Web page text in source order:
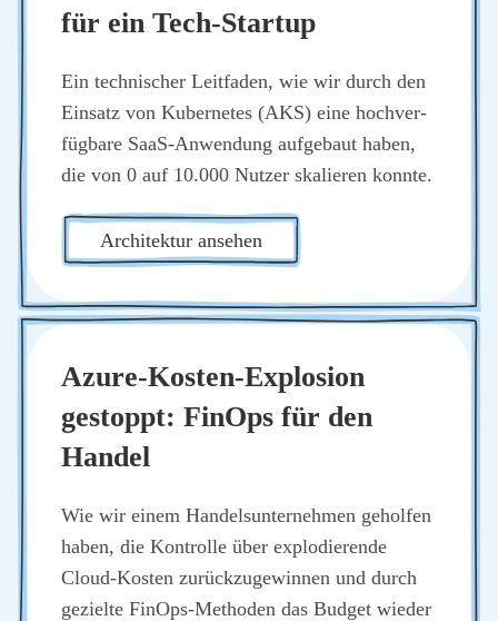
für ein Tech-Start­up
Ein tech­ni­scher Leit­fa­den, wie wir durch den
Ein­satz von Kuber­netes (AKS) eine hoch­ver­
füg­ba­re SaaS-Anwen­dung auf­ge­baut haben,
die von 0 auf 10.000 Nut­zer ska­lie­ren konn­te.
Archi­tek­tur anse­hen
Azu­re-Kos­ten-Explo­si­on
gestoppt: Fin­Ops für den
Han­del
Wie wir einem Han­dels­un­ter­neh­men gehol­fen
haben, die Kon­trol­le über explo­die­ren­de
Cloud-Kos­ten zurück­zu­ge­win­nen und durch
geziel­te Fin­Ops-Metho­den das Bud­get wie­der